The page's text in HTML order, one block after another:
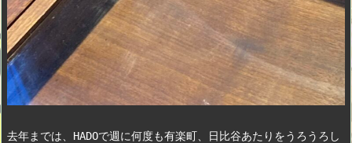
去年までは、HADOで週に何度も有楽町、日比谷あたりをうろうろし